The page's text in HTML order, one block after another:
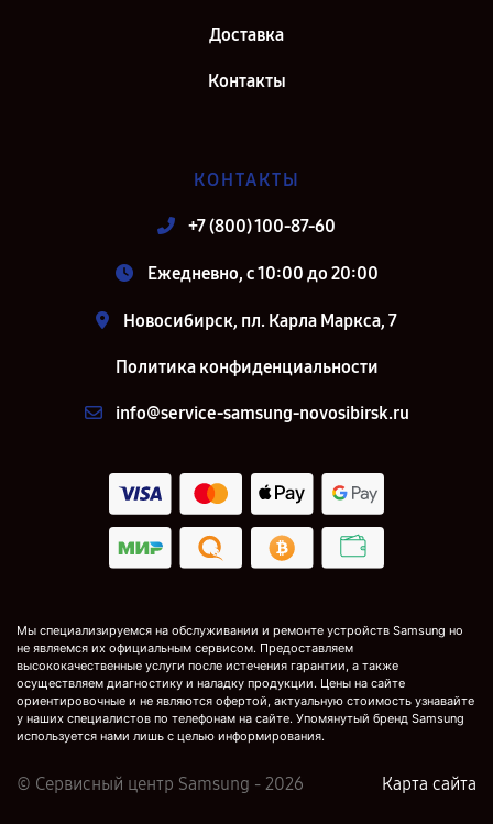
Доставка
Контакты
КОНТАКТЫ
+7 (800) 100-87-60
Ежедневно, с 10:00 до 20:00
Новосибирск, пл. Карла Маркса, 7
Политика конфиденциальности
info@service-samsung-novosibirsk.ru
Мы специализируемся на обслуживании и ремонте устройств Samsung но
не являемся их официальным сервисом. Предоставляем
высококачественные услуги после истечения гарантии, а также
осуществляем диагностику и наладку продукции. Цены на сайте
ориентировочные и не являются офертой, актуальную стоимость узнавайте
у наших специалистов по телефонам на сайте. Упомянутый бренд Samsung
используется нами лишь с целью информирования.
© Сервисный центр Samsung - 2026 Карта сайта